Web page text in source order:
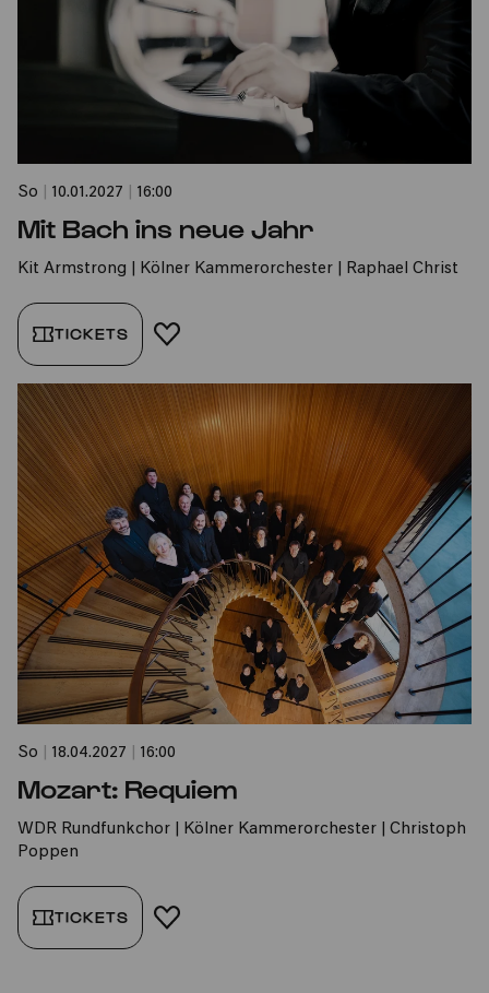
So 10.01.2027 16:00
Mit Bach ins neue Jahr
Kit Armstrong | Kölner Kammerorchester | Raphael Christ
TICKETS FAVORIT HINZUFÜGEN
So 18.04.2027 16:00
Mozart: Requiem
WDR Rundfunkchor | Kölner Kammerorchester | Christoph
Poppen
TICKETS FAVORIT HINZUFÜGEN